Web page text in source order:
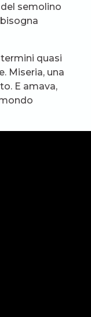
semolino
quasi
Miseria, una
E amava,